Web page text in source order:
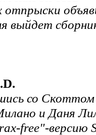
выйдет
со
и Даня
free"-версию